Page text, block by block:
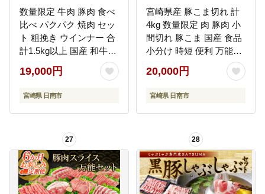
数量限定 牛肉 豚肉 食べ
比べ パクパク 焼肉 セッ
ト 粗挽き ウインナー 合
計1.5kg以上 国産 和牛
ウデ 豚肩ロース 豚バラ
おかず 食品 人気 グルメ
お弁当 BBQ キャンプ グ
おすすめ お取り寄せ ミ
料無料_CD78-25
19,000円
宮崎県 日南市
宮崎県産 豚こま切れ 計
4kg 数量限定 肉 豚肉 小
間切れ 豚こま 国産 食品
小分け 時短 便利 万能食
材 晩ご飯 おかず お弁当
おつまみ 炒め物 煮物 豚
汁 カレー 肉豆腐 冷凍 お
付き袋 ギフト 贈り物 贈
料_D102-24
20,000円
宮崎県 日南市
27 28